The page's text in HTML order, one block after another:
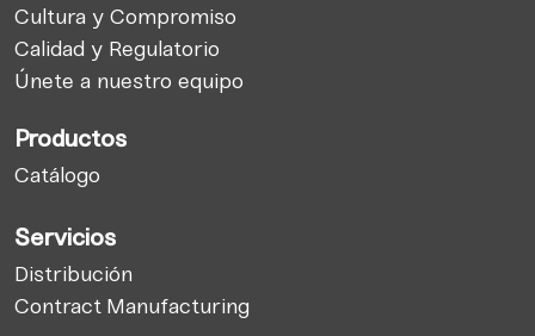
Cultura y Compromiso
Calidad y Regulatorio
Únete a nuestro equipo
Productos
Catálogo
Servicios
Distribución
Contract Manufacturing